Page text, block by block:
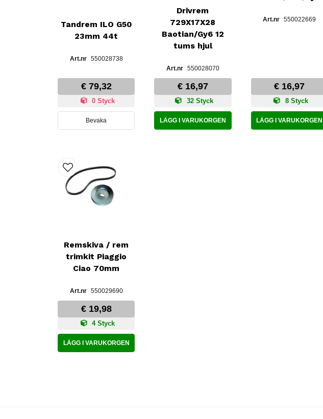
Tandrem ILO G50
23mm 44t
550028738
€ 79,32
0 Styck
Bevaka
Drivrem
729X17X28
Baotian/Gy6 12
tums hjul
550028070
€ 16,97
32 Styck
LÄGG I VARUKORGEN
550022669
€ 16,97
8 Styck
LÄGG I VARUKORGEN
Remskiva / rem
trimkit Piaggio
Ciao 70mm
550029690
€ 19,98
4 Styck
LÄGG I VARUKORGEN